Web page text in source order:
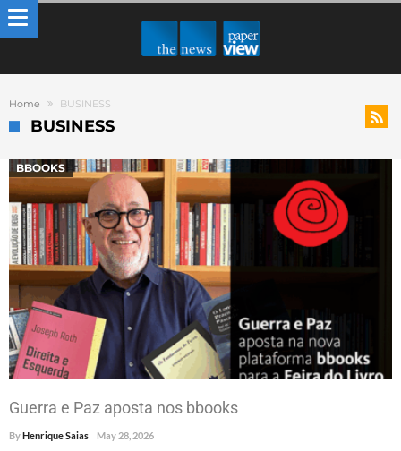
Home BUSINESS
BUSINESS
BBOOKS
Guerra e Paz aposta nos bbooks
ByHenrique Saias May 28, 2026